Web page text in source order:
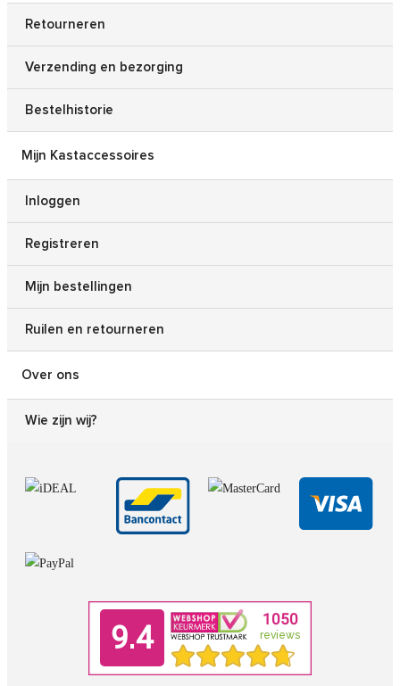
Retourneren
Verzending en bezorging
Bestelhistorie
Mijn Kastaccessoires
Inloggen
Registreren
Mijn bestellingen
Ruilen en retourneren
Over ons
Wie zijn wij?